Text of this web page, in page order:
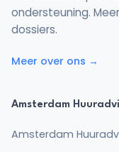
ondersteuning.
dossiers.
Meer over ons →
Amsterdam
Amsterdam